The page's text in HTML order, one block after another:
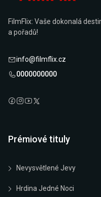
FilmFlix: Vaše dokonalá
a pořadů!
info@filmflix.cz
0000000000
Prémiové tituly
Nevysvětlené Jevy
Hrdina Jedné Noci